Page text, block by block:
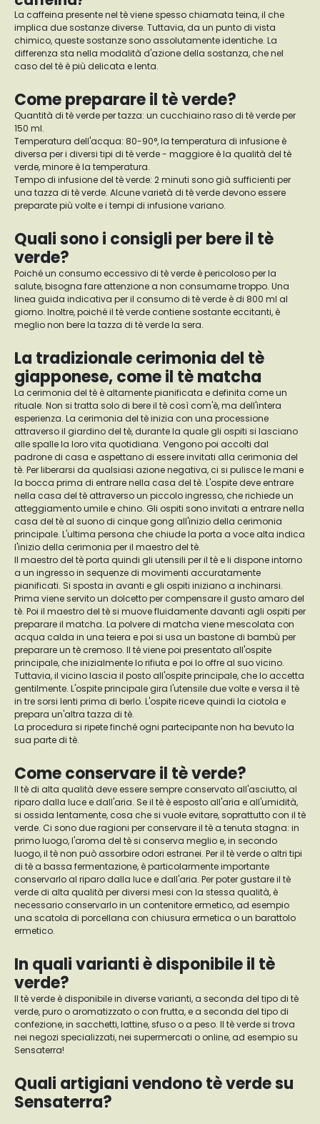
La caffeina presente nel tè viene spesso chiamata teina, il che
implica due sostanze diverse. Tuttavia, da un punto di vista
chimico, queste sostanze sono assolutamente identiche. La
differenza sta nella modalità d'azione della sostanza, che nel
caso del tè è più delicata e lenta.
Come preparare il tè verde?
Quantità di tè verde per tazza: un cucchiaino raso di tè verde per
150 ml.
Temperatura dell'acqua: 80-90°, la temperatura di infusione è
diversa per i diversi tipi di tè verde - maggiore è la qualità del tè
verde, minore è la temperatura.
Tempo di infusione del tè verde: 2 minuti sono già sufficienti per
una tazza di tè verde. Alcune varietà di tè verde devono essere
preparate più volte e i tempi di infusione variano.
Quali sono i consigli per bere il tè
verde?
Poiché un consumo eccessivo di tè verde è pericoloso per la
salute, bisogna fare attenzione a non consumarne troppo. Una
linea guida indicativa per il consumo di tè verde è di 800 ml al
giorno. Inoltre, poiché il tè verde contiene sostante eccitanti, è
meglio non bere la tazza di tè verde la sera.
La tradizionale cerimonia del tè
giapponese, come il tè matcha
La cerimonia del tè è altamente pianificata e definita come un
rituale. Non si tratta solo di bere il tè così com'è, ma dell'intera
esperienza. La cerimonia del tè inizia con una processione
attraverso il giardino del tè, durante la quale gli ospiti si lasciano
alle spalle la loro vita quotidiana. Vengono poi accolti dal
padrone di casa e aspettano di essere invitati alla cerimonia del
tè. Per liberarsi da qualsiasi azione negativa, ci si pulisce le mani e
la bocca prima di entrare nella casa del tè. L'ospite deve entrare
nella casa del tè attraverso un piccolo ingresso, che richiede un
atteggiamento umile e chino. Gli ospiti sono invitati a entrare nella
casa del tè al suono di cinque gong all'inizio della cerimonia
principale. L'ultima persona che chiude la porta a voce alta indica
l'inizio della cerimonia per il maestro del tè.
Il maestro del tè porta quindi gli utensili per il tè e li dispone intorno
a un ingresso in sequenze di movimenti accuratamente
pianificati. Si sposta in avanti e gli ospiti iniziano a inchinarsi.
Prima viene servito un dolcetto per compensare il gusto amaro del
tè. Poi il maestro del tè si muove fluidamente davanti agli ospiti per
preparare il matcha. La polvere di matcha viene mescolata con
acqua calda in una teiera e poi si usa un bastone di bambù per
preparare un tè cremoso. Il tè viene poi presentato all'ospite
principale, che inizialmente lo rifiuta e poi lo offre al suo vicino.
Tuttavia, il vicino lascia il posto all'ospite principale, che lo accetta
gentilmente. L'ospite principale gira l'utensile due volte e versa il tè
in tre sorsi lenti prima di berlo. L'ospite riceve quindi la ciotola e
prepara un'altra tazza di tè.
La procedura si ripete finché ogni partecipante non ha bevuto la
sua parte di tè.
Come conservare il tè verde?
Il tè di alta qualità deve essere sempre conservato all'asciutto, al
riparo dalla luce e dall'aria. Se il tè è esposto all'aria e all'umidità,
si ossida lentamente, cosa che si vuole evitare, soprattutto con il tè
verde. Ci sono due ragioni per conservare il tè a tenuta stagna: in
primo luogo, l'aroma del tè si conserva meglio e, in secondo
luogo, il tè non può assorbire odori estranei. Per il tè verde o altri tipi
di tè a bassa fermentazione, è particolarmente importante
conservarlo al riparo dalla luce e dall'aria. Per poter gustare il tè
verde di alta qualità per diversi mesi con la stessa qualità, è
necessario conservarlo in un contenitore ermetico, ad esempio
una scatola di porcellana con chiusura ermetica o un barattolo
ermetico.
In quali varianti è disponibile il tè
verde?
Il tè verde è disponibile in diverse varianti, a seconda del tipo di tè
verde, puro o aromatizzato o con frutta, e a seconda del tipo di
confezione, in sacchetti, lattine, sfuso o a peso. Il tè verde si trova
nei negozi specializzati, nei supermercati o online, ad esempio su
Sensaterra!
Quali artigiani vendono tè verde su
Sensaterra?